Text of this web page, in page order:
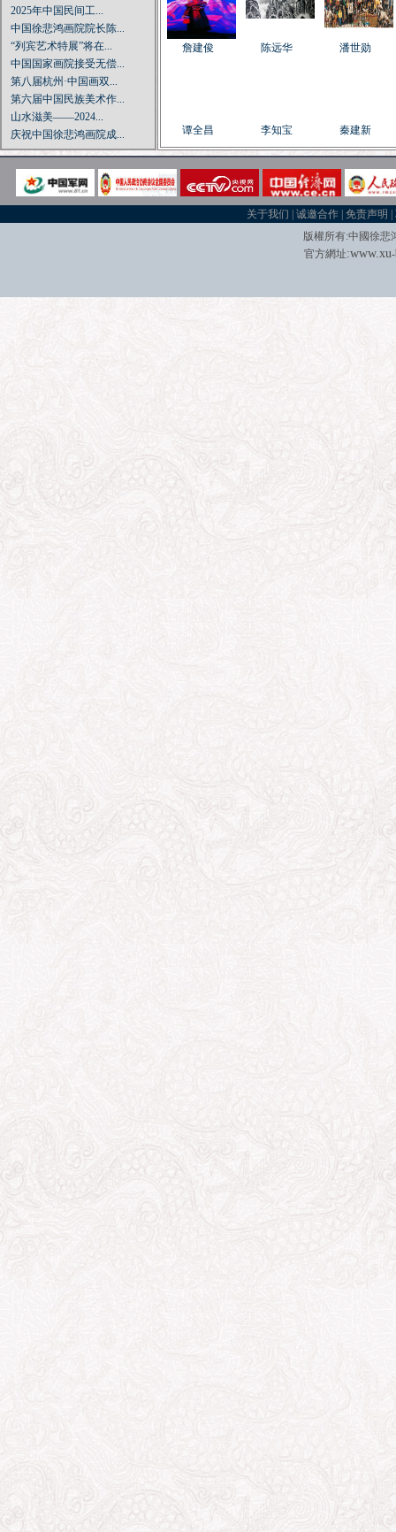
2025年中国民间工...
中国徐悲鸿画院院长陈...
“列宾艺术特展”将在...
中国国家画院接受无偿...
第八届杭州·中国画双...
第六届中国民族美术作...
山水滋美——2024...
庆祝中国徐悲鸿画院成...
庆祝中国共产党成立1...
著名画家中国徐悲鸿画...
中国古代书画专题展览...
庆祝新中国成立70周...
当代著名亚裔实力派艺...
詹建俊 陈远华 潘世勋
谭全昌 李知宝 秦建新
阿里娅 李松明
关于我们 |诚邀合作 |免责声明 |
版權所有:中國徐悲
官方網址:www.xu